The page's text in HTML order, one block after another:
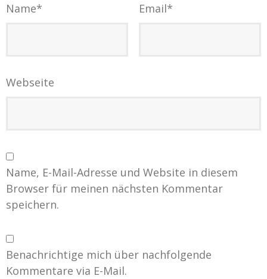
Name* Email*
Webseite
Name, E-Mail-Adresse und Website in diesem
Browser für meinen nächsten Kommentar
speichern.
Benachrichtige mich über nachfolgende
Kommentare via E-Mail.